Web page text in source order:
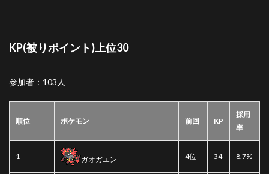
KP(被りポイント)上位30
参加者：103人
順位 ポケモン 前回 KP
採用
率
1 ガオガエン 4位 34 8.7%